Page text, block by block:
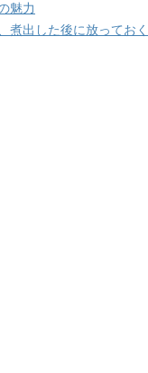
魅力
煮出した後に放ってお